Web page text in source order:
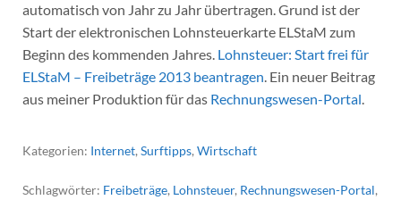
automatisch von Jahr zu Jahr übertragen. Grund ist der
Start der elektronischen Lohnsteuerkarte ELStaM zum
Beginn des kommenden Jahres. Lohnsteuer: Start frei für
ELStaM – Freibeträge 2013 beantragen. Ein neuer Beitrag
aus meiner Produktion für das Rechnungswesen-Portal.
Kategorien: Internet, Surftipps, Wirtschaft
Schlagwörter: Freibeträge, Lohnsteuer, Rechnungswesen-Portal,